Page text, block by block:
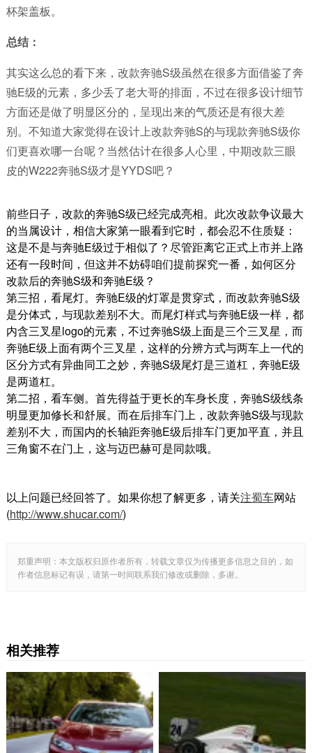
杯架盖板。
总结：
其实这么总的看下来，改款奔驰S级虽然在很多方面借鉴了奔
驰E级的元素，多少丢了老大哥的排面，不过在很多设计细节
方面还是做了明显区分的 ，呈现出来的气质还是有很大差
别。 不知道大家觉得在设计上改款奔驰S的与现款奔驰S级你
们更喜欢哪一台呢？当然估计在很多人心里，中期改款三眼
皮的W222奔驰S级才是YYDS吧？
前些日子，改款的奔驰S级已经完成亮相。此次改款争议最大
的当属设计，相信大家第一眼看到它时，都会忍不住质疑：
这是不是与奔驰E级过于相似了？尽管距离它正式上市并上路
还有一段时间，但这并不妨碍咱们提前探究一番，如何区分
改款后的奔驰S级和奔驰E级？
第三招，看尾灯。 奔驰E级的灯罩是贯穿式，而改款奔驰S级
是分体式，与现款差别不大。而尾灯样式与奔驰E级一样， 都
内含三叉星logo的元素，不过奔驰S级上面是三个三叉星 ，而
奔驰E级上面有两个三叉星 ，这样的分辨方式与两车上一代的
区分方式有异曲同工之妙，奔驰S级尾灯是三道杠，奔驰E级
是两道杠。
第二招，看车侧。首先得益于更长的车身长度，奔驰S级线条
明显更加修长和舒展。 而在后排车门上，改款奔驰S级与现款
差别不大，而国内的长轴距奔驰E级后排车门更加平直 ，并且
三角窗不在门上， 这与迈巴赫可是同款哦。
以上问题已经回答了。如果你想了解更多，请关注蜀车网站
(http://www.shucar.com/)
郑重声明：本文版权归原作者所有，转载文章仅为传播更多信息之目的，如
作者信息标记有误，请第一时间联系我们修改或删除，多谢。
相关推荐